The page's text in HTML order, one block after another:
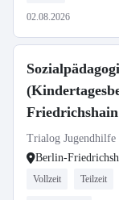
02.08.2026
Stellenmarkt
Trialog Jugendhilfe
Berlin-
Vollzeit Teilzeit